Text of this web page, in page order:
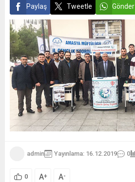
Paylaş Tweetle Gönder
admin Yayınlama: 16.12.2019 0
0 A+ A-